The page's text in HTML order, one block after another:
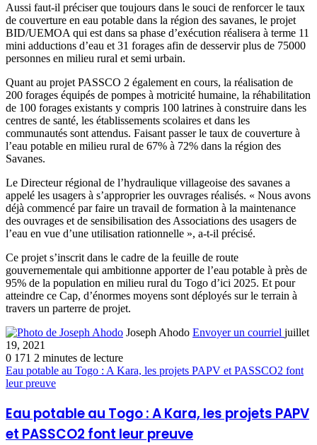
Aussi faut-il préciser que toujours dans le souci de renforcer le taux
de couverture en eau potable dans la région des savanes, le projet
BID/UEMOA qui est dans sa phase d’exécution réalisera à terme 11
mini adductions d’eau et 31 forages afin de desservir plus de 75000
personnes en milieu rural et semi urbain.
Quant au projet PASSCO 2 également en cours, la réalisation de
200 forages équipés de pompes à motricité humaine, la réhabilitation
de 100 forages existants y compris 100 latrines à construire dans les
centres de santé, les établissements scolaires et dans les
communautés sont attendus. Faisant passer le taux de couverture à
l’eau potable en milieu rural de 67% à 72% dans la région des
Savanes.
Le Directeur régional de l’hydraulique villageoise des savanes a
appelé les usagers à s’approprier les ouvrages réalisés. « Nous avons
déjà commencé par faire un travail de formation à la maintenance
des ouvrages et de sensibilisation des Associations des usagers de
l’eau en vue d’une utilisation rationnelle », a-t-il précisé.
Ce projet s’inscrit dans le cadre de la feuille de route
gouvernementale qui ambitionne apporter de l’eau potable à près de
95% de la population en milieu rural du Togo d’ici 2025. Et pour
atteindre ce Cap, d’énormes moyens sont déployés sur le terrain à
travers un parterre de projet.
Joseph Ahodo Envoyer un courriel juillet
19, 2021
0 171 2 minutes de lecture
Eau potable au Togo : A Kara, les projets PAPV et PASSCO2 font
leur preuve
Eau potable au Togo : A Kara, les projets PAPV
et PASSCO2 font leur preuve